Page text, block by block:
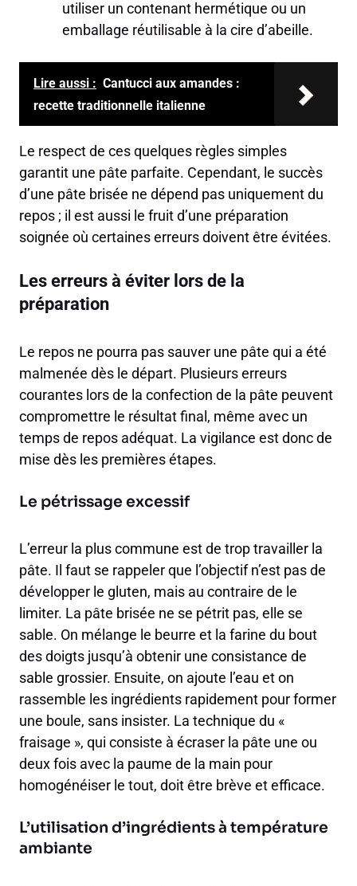
utiliser un contenant hermétique ou un
emballage réutilisable à la cire d’abeille.
Lire aussi : Cantucci aux amandes :
recette traditionnelle italienne
Le respect de ces quelques règles simples
garantit une pâte parfaite. Cependant, le succès
d’une pâte brisée ne dépend pas uniquement du
repos ; il est aussi le fruit d’une préparation
soignée où certaines erreurs doivent être évitées.
Les erreurs à éviter lors de la
préparation
Le repos ne pourra pas sauver une pâte qui a été
malmenée dès le départ. Plusieurs erreurs
courantes lors de la confection de la pâte peuvent
compromettre le résultat final, même avec un
temps de repos adéquat. La vigilance est donc de
mise dès les premières étapes.
Le pétrissage excessif
L’erreur la plus commune est de trop travailler la
pâte. Il faut se rappeler que l’objectif n’est pas de
développer le gluten, mais au contraire de le
limiter. La pâte brisée ne se pétrit pas, elle se
sable. On mélange le beurre et la farine du bout
des doigts jusqu’à obtenir une consistance de
sable grossier. Ensuite, on ajoute l’eau et on
rassemble les ingrédients rapidement pour former
une boule, sans insister. La technique du «
fraisage », qui consiste à écraser la pâte une ou
deux fois avec la paume de la main pour
homogénéiser le tout, doit être brève et efficace.
L’utilisation d’ingrédients à température
ambiante